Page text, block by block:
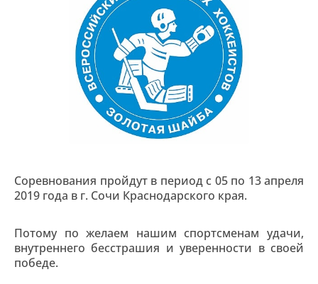
Соревнования пройдут в период с 05 по 13 апреля
2019 года в г. Сочи Краснодарского края.
Потому по желаем нашим спортсменам удачи,
внутреннего бесстрашия и уверенности в своей
победе.